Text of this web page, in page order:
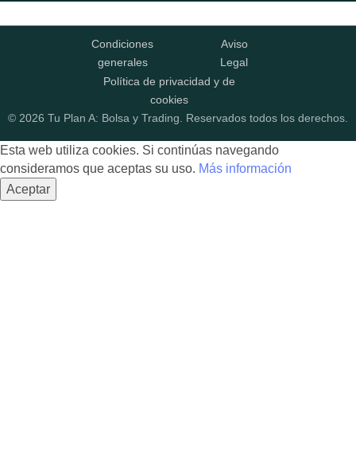
Condiciones
generales
Aviso
Legal
Política de privacidad y de
cookies
© 2026 Tu Plan A: Bolsa y Trading. Reservados todos los derechos.
Esta web utiliza cookies. Si continúas navegando
consideramos que aceptas su uso. Más información
Aceptar